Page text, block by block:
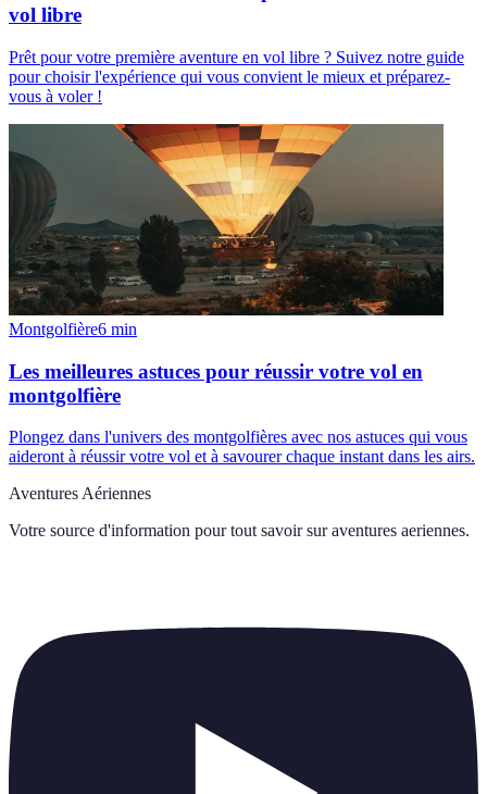
vol libre
Prêt pour votre première aventure en vol libre ? Suivez notre guide
pour choisir l'expérience qui vous convient le mieux et préparez-
vous à voler !
Montgolfière6 min
Les meilleures astuces pour réussir votre vol en
montgolfière
Plongez dans l'univers des montgolfières avec nos astuces qui vous
aideront à réussir votre vol et à savourer chaque instant dans les airs.
Aventures Aériennes
Votre source d'information pour tout savoir sur aventures aeriennes.